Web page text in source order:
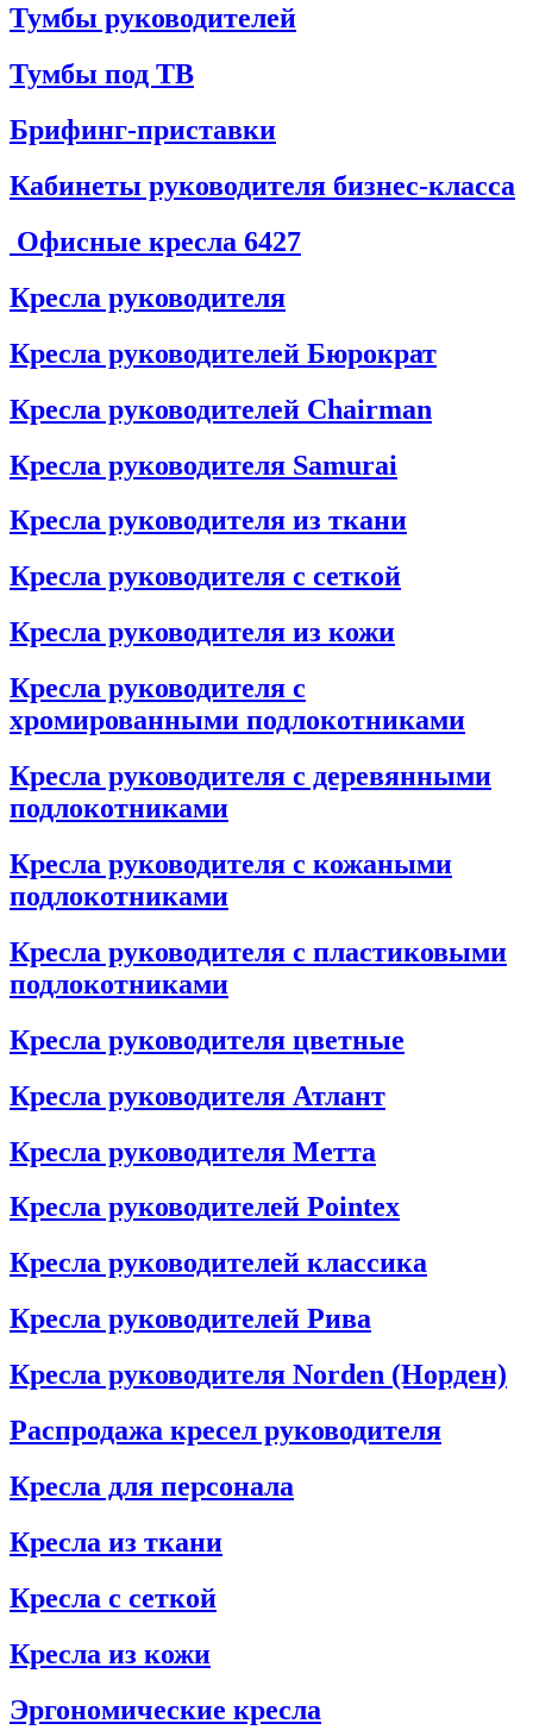
Тумбы руководителей
Тумбы под ТВ
Брифинг-приставки
Кабинеты руководителя бизнес-класса
Офисные кресла 6427
Кресла руководителя
Кресла руководителей Бюрократ
Кресла руководителей Chairman
Кресла руководителя Samurai
Кресла руководителя из ткани
Кресла руководителя с сеткой
Кресла руководителя из кожи
Кресла руководителя с
хромированными подлокотниками
Кресла руководителя с деревянными
подлокотниками
Кресла руководителя с кожаными
подлокотниками
Кресла руководителя с пластиковыми
подлокотниками
Кресла руководителя цветные
Кресла руководителя Атлант
Кресла рyководителя Метта
Кресла руководителей Pointex
Кресла руководителей классика
Кресла руководителей Рива
Кресла руководителя Norden (Норден)
Распродажа кресел руководителя
Кресла для персонала
Кресла из ткани
Кресла с сеткой
Кресла из кожи
Эргономические кресла